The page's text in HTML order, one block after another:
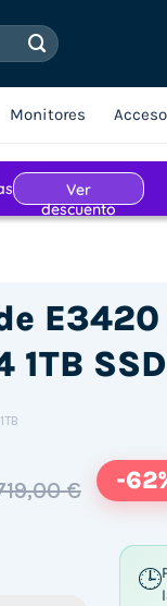
Monitores
E3420
1TB
€ -